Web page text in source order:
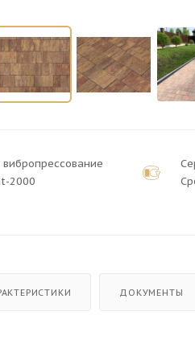
2000
ДОКУМЕНТЫ